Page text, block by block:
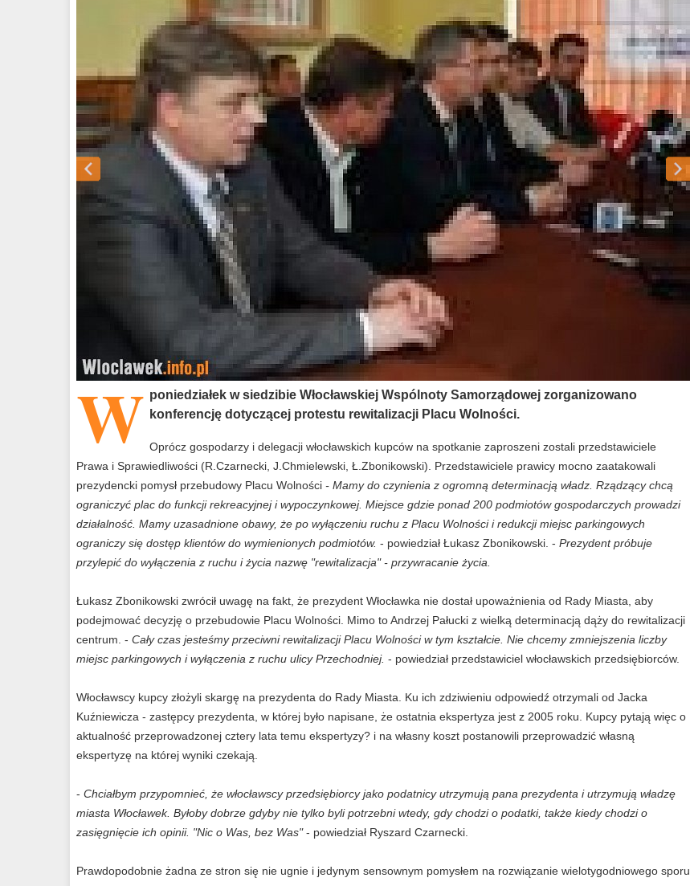
W poniedziałek w siedzibie Włocławskiej Wspólnoty Samorządowej zorganizowano
konferencję dotyczącej protestu rewitalizacji Placu Wolności.
Oprócz gospodarzy i delegacji włocławskich kupców na spotkanie zaproszeni zostali przedstawiciele
Prawa i Sprawiedliwości (R.Czarnecki, J.Chmielewski, Ł.Zbonikowski). Przedstawiciele prawicy mocno zaatakowali
prezydencki pomysł przebudowy Placu Wolności - Mamy do czynienia z ogromną determinacją władz. Rządzący chcą
ograniczyć plac do funkcji rekreacyjnej i wypoczynkowej. Miejsce gdzie ponad 200 podmiotów gospodarczych prowadzi
działalność. Mamy uzasadnione obawy, że po wyłączeniu ruchu z Placu Wolności i redukcji miejsc parkingowych
ograniczy się dostęp klientów do wymienionych podmiotów. - powiedział Łukasz Zbonikowski. - Prezydent próbuje
przylepić do wyłączenia z ruchu i życia nazwę "rewitalizacja" - przywracanie życia.
Łukasz Zbonikowski zwrócił uwagę na fakt, że prezydent Włocławka nie dostał upoważnienia od Rady Miasta, aby
podejmować decyzję o przebudowie Placu Wolności. Mimo to Andrzej Pałucki z wielką determinacją dąży do rewitalizacji
centrum. - Cały czas jesteśmy przeciwni rewitalizacji Placu Wolności w tym kształcie. Nie chcemy zmniejszenia liczby
miejsc parkingowych i wyłączenia z ruchu ulicy Przechodniej. - powiedział przedstawiciel włocławskich przedsiębiorców.
Włocławscy kupcy złożyli skargę na prezydenta do Rady Miasta. Ku ich zdziwieniu odpowiedź otrzymali od Jacka
Kuźniewicza - zastępcy prezydenta, w której było napisane, że ostatnia ekspertyza jest z 2005 roku. Kupcy pytają więc o
aktualność przeprowadzonej cztery lata temu ekspertyzy? i na własny koszt postanowili przeprowadzić własną
ekspertyzę na której wyniki czekają.
- Chciałbym przypomnieć, że włocławscy przedsiębiorcy jako podatnicy utrzymują pana prezydenta i utrzymują władzę
miasta Włocławek. Byłoby dobrze gdyby nie tylko byli potrzebni wtedy, gdy chodzi o podatki, także kiedy chodzi o
zasięgnięcie ich opinii. "Nic o Was, bez Was"- powiedział Ryszard Czarnecki.
Prawdopodobnie żadna ze stron się nie ugnie i jedynym sensownym pomysłem na rozwiązanie wielotygodniowego sporu